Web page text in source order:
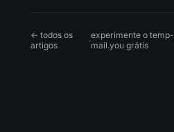
← todos os
artigos
·experimente o temp-
mail.you grátis